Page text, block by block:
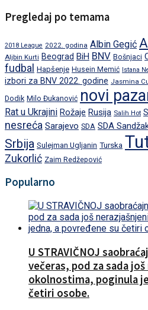
Pregledaj po temama
2018 League 2022. godina Albin Gegić
Aljbin Kurti Beograd BiH BNV Bošnjaci
fudbal Hapšenje Husein Memić Istana
izbori za BNV 2022. godine Jasmina
Dodik Milo Đukanović novi
Rat u Ukrajini Rožaje Rusija Salih Hot
nesreća Sarajevo SDA SDA
Srbija Sulejman Ugljanin Turska
Zukorlić Zaim Redžepović
Popularno
U STRAVIČNOJ
večeras, pod za sada
okolnostima, poginula
četiri osobe.